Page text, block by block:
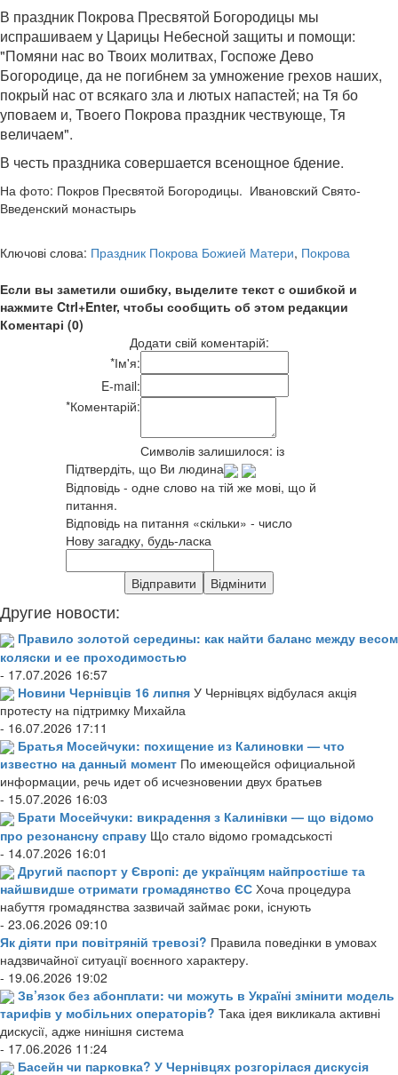
В праздник Покрова Пресвятой Богородицы мы
испрашиваем у Царицы Небесной защиты и помощи:
"Помяни нас во Твоих молитвах, Госпоже Дево
Богородице, да не погибнем за умножение грехов наших,
покрый нас от всякаго зла и лютых напастей; на Тя бо
уповаем и, Твоего Покрова праздник чествующе, Тя
величаем".
В честь праздника совершается всенощное бдение.
На фото: Покров Пресвятой Богородицы. Ивановский Свято-
Введенский монастырь
Ключові слова: Праздник Покрова Божией Матери, Покрова
Если вы заметили ошибку, выделите текст с ошибкой и
нажмите Ctrl+Enter, чтобы сообщить об этом редакции
Коментарі (0)
Додати свій коментарій:
*Ім'я:
E-mail:
*Коментарій:
Символів залишилося: із
Підтвердіть, що Ви людина
Відповідь - одне слово на тій же мові, що й
питання.
Відповідь на питання «скільки» - число
Нову загадку, будь-ласка
Другие новости:
Правило золотой середины: как найти баланс между весом
коляски и ее проходимостью
- 17.07.2026 16:57
Новини Чернівців 16 липня У Чернівцях відбулася акція
протесту на підтримку Михайла
- 16.07.2026 17:11
Братья Мосейчуки: похищение из Калиновки — что
известно на данный момент По имеющейся официальной
информации, речь идет об исчезновении двух братьев
- 15.07.2026 16:03
Брати Мосейчуки: викрадення з Калинівки — що відомо
про резонансну справу Що стало відомо громадськості
- 14.07.2026 16:01
Другий паспорт у Європі: де українцям найпростіше та
найшвидше отримати громадянство ЄС Хоча процедура
набуття громадянства зазвичай займає роки, існують
- 23.06.2026 09:10
Як діяти при повітряній тревозі? Правила поведінки в умовах
надзвичайної ситуації воєнного характеру.
- 19.06.2026 19:02
Зв’язок без абонплати: чи можуть в Україні змінити модель
тарифів у мобільних операторів? Така ідея викликала активні
дискусії, адже нинішня система
- 17.06.2026 11:24
Басейн чи парковка? У Чернівцях розгорілася дискусія